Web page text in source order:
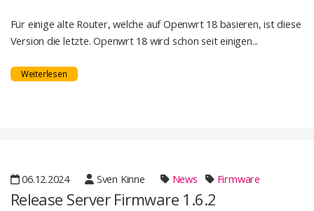
Für einige alte Router, welche auf Openwrt 18 basieren, ist diese
Version die letzte. Openwrt 18 wird schon seit einigen...
Weiterlesen
06.12.2024 Sven Kinne News Firmware
Release Server Firmware 1.6.2